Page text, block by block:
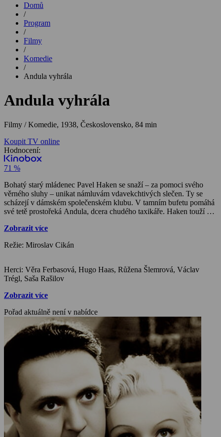
Domů
/
Program
/
Filmy
/
Komedie
/
Andula vyhrála
Andula vyhrála
Filmy / Komedie, 1938, Československo, 84 min
Koupit TV online
Hodnocení:
71 %
Bohatý starý mládenec Pavel Haken se snaží – za pomoci svého
věrného sluhy – unikat námluvám vdavekchtivých slečen. Ty se
scházejí v dámském společenském klubu. V tamním bufetu pomáhá
své tetě prostořeká Andula, dcera chudého taxikáře. Haken touží po
krátkého ticha, které nastalo po odjezdu jeho matky, jej vyruší
Hakenové a utábořily se na jejich pozemku. V táborové kuchyni
Hakenem. Nekonvenční setkání oba zaujme. Mladý muž ji navštíví i
v táboře a po jeho odchodu uražené slečny nabídnou Andule
finančně výhodnou sázku, že ani ona Hakena nezíská. K
všeobecnému překvapení se mezi Andulou a Hakenem rozvine
láskyplný vztah, který vyvrcholí svatbou…
Zobrazit více
Režie: Miroslav Cikán
Herci: Věra Ferbasová, Hugo Haas, Růžena Šlemrová, Václav
Trégl, Saša Rašilov
Zobrazit více
Pořad aktuálně není v nabídce